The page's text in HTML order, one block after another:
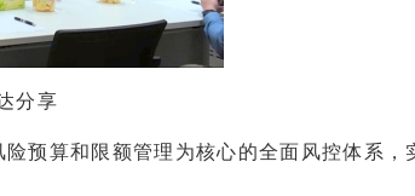
分享
算和限额管理为核心的全面风控体系，